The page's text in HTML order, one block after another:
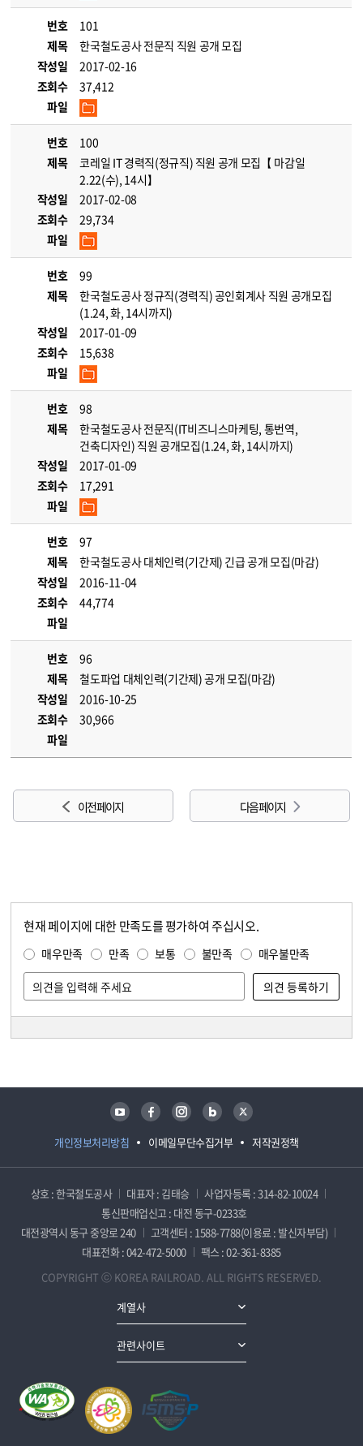
번호
101
제목
한국철도공사 전문직 직원 공개 모집
작성일
2017-02-16
조회수
37,412
파일
번호
100
제목
코레일 IT 경력직(정규직) 직원 공개 모집【 마감일
2.22(수), 14시】
작성일
2017-02-08
조회수
29,734
파일
번호
99
제목
한국철도공사 정규직(경력직) 공인회계사 직원 공개모집
(1.24, 화, 14시까지)
작성일
2017-01-09
조회수
15,638
파일
번호
98
제목
한국철도공사 전문직(IT비즈니스마케팅, 통번역,
건축디자인) 직원 공개모집(1.24, 화, 14시까지)
작성일
2017-01-09
조회수
17,291
파일
번호
97
제목
한국철도공사 대체인력(기간제) 긴급 공개 모집(마감)
작성일
2016-11-04
조회수
44,774
파일
번호
96
제목
철도파업 대체인력(기간제) 공개 모집(마감)
작성일
2016-10-25
조회수
30,966
파일
이전 페이지 다음 페이지
현재 페이지에 대한 만족도를 평가하여 주십시오.
매우만족 만족 보통 불만족 매우불만족
개인정보처리방침 이메일무단수집거부 저작권정책
유튜브 페이스북 인스타그램 블로그 트위터
상호 : 한국철도공사 대표자 : 김태승
사업자등록 : 314-82-10024
통신판매업신고 : 대전 동구-0233호
대전광역시 동구 중앙로 240
고객센터 : 1588-7788(이용료 : 발신자부담)
대표전화 : 042-472-5000
팩스 : 02-361-8385
COPYRIGHT ⓒ KOREA RAILROAD. ALL RIGHTS RESERVED.
계열사
관련사이트